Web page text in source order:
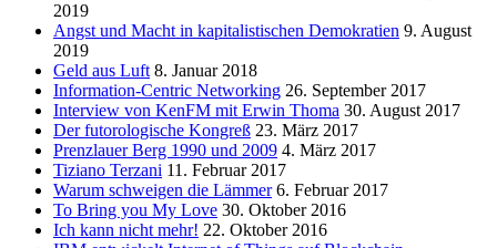
2019
Angst und Macht in kapitalistischen Demokratien 9. August
2019
Geld aus Luft 8. Januar 2018
Information-Centric Networking 26. September 2017
Interview von KenFM mit Erwin Thoma 30. August 2017
Der futorologische Kongreß 23. März 2017
Prenzlauer Berg 1990 und 2009 4. März 2017
Tiziano Terzani 11. Februar 2017
Warum schweigen die Lämmer 6. Februar 2017
To Bring you My Love 30. Oktober 2016
Ich kann nicht mehr! 22. Oktober 2016